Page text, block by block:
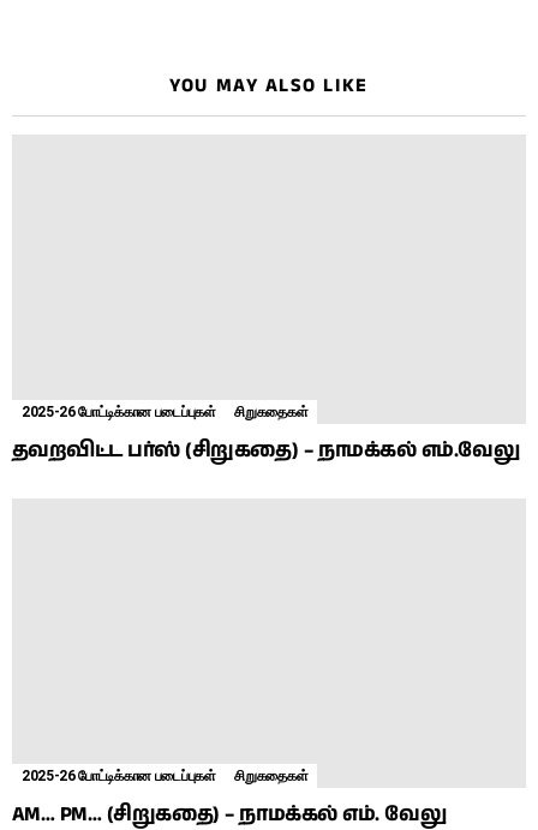
YOU MAY ALSO LIKE
2025-26 போட்டிக்கான படைப்புகள் சிறுகதைகள்
தவறவிட்ட பர்ஸ் (சிறுகதை) – நாமக்கல் எம்.வேலு
2025-26 போட்டிக்கான படைப்புகள் சிறுகதைகள்
AM… PM… (சிறுகதை) – நாமக்கல் எம். வேலு